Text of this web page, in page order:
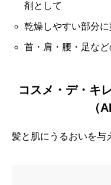
剤として
乾燥しやすい部分
首・肩・腰・足な
コスメ・デ・キ
（
髪と肌にうるおいを与